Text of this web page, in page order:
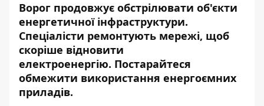
Ворог продовжує обстрілювати об'єкти
енергетичної інфраструктури.
Спеціалісти ремонтують мережі, щоб
скоріше відновити
електроенергію. Постарайтеся
обмежити використання енергоємних
приладів.